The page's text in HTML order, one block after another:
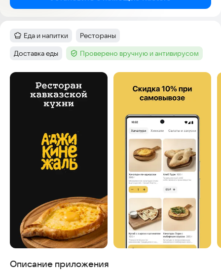
Категория:
Еда и напитки Тег:
Рестораны
Тег:
Доставка еды Тег :Проверено вручную и антивирусом
Скриншоты
Описание приложения